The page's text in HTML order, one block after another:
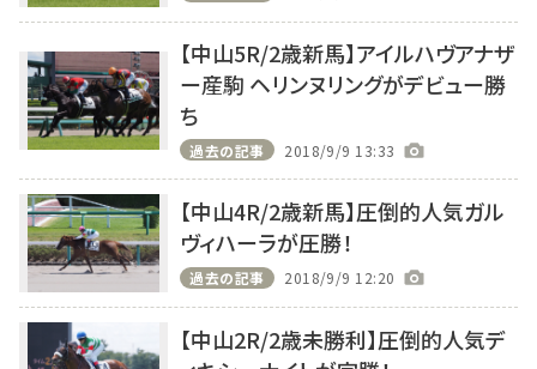
【中山5R/2歳新馬】アイルハヴアナザ
ー産駒 ヘリンヌリングがデビュー勝
ち
過去の記事 2018/9/9 13:33
【中山4R/2歳新馬】圧倒的人気ガル
ヴィハーラが圧勝！
過去の記事 2018/9/9 12:20
【中山2R/2歳未勝利】圧倒的人気デ